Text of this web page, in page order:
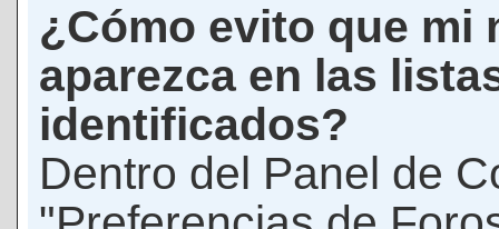
¿Cómo evito que mi
aparezca en las
identificados?
Dentro del Panel de